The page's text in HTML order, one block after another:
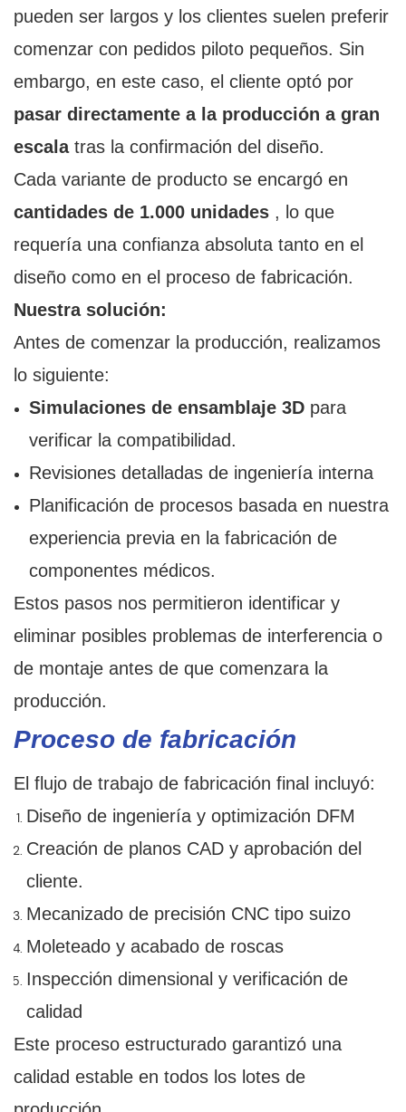
pueden ser largos y los clientes suelen preferir
comenzar con pedidos piloto pequeños. Sin
embargo, en este caso, el cliente optó por
pasar directamente a la producción a gran
escalatras la confirmación del diseño.
Cada variante de producto se encargó en
cantidades de 1.000 unidades , lo que
requería una confianza absoluta tanto en el
diseño como en el proceso de fabricación.
Nuestra solución:
Antes de comenzar la producción, realizamos
lo siguiente:
Simulaciones de ensamblaje 3Dpara
verificar la compatibilidad.
Revisiones detalladas de ingeniería interna
Planificación de procesos basada en nuestra
experiencia previa en la fabricación de
componentes médicos.
Estos pasos nos permitieron identificar y
eliminar posibles problemas de interferencia o
de montaje antes de que comenzara la
producción.
Proceso de fabricación
El flujo de trabajo de fabricación final incluyó:
Diseño de ingeniería y optimización DFM
Creación de planos CAD y aprobación del
cliente.
Mecanizado de precisión CNC tipo suizo
Moleteado y acabado de roscas
Inspección dimensional y verificación de
calidad
Este proceso estructurado garantizó una
calidad estable en todos los lotes de